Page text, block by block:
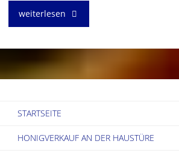
weiterlesen"Vortrag:
vom
STARTSEITE
HONIGVERKAUF AN DER HAUSTÜRE